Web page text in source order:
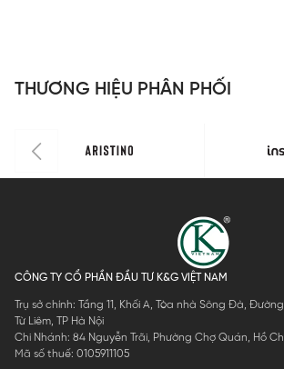
THƯƠNG HIỆU PHÂN PHỐI
CÔNG TY CỔ PHẦN ĐẦU TƯ K&G VIỆT NAM
Trụ sở chính: Tầng 11, Khối A, Tòa nhà Sông Đà,
Từ Liêm, TP Hà Nội
Chi Nhánh: 84 Nguyễn Trãi, Phường Chợ Quán, Hồ
Mã số thuế: 0105911105